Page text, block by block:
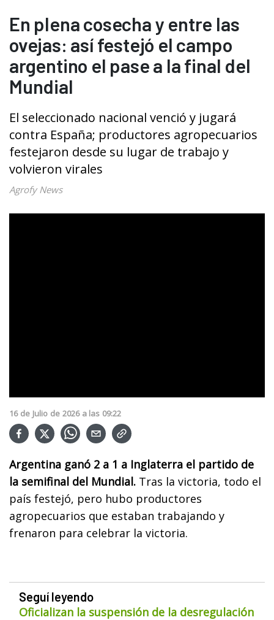
En plena cosecha y entre las
ovejas: así festejó el campo
argentino el pase a la final del
Mundial
El seleccionado nacional venció y jugará
contra España; productores agropecuarios
festejaron desde su lugar de trabajo y
volvieron virales
Agrofy News
16 de Julio de 2026 a las 09:22
Argentina ganó 2 a 1 a Inglaterra el partido de
la semifinal del Mundial. Tras la victoria, todo el
país festejó, pero hubo productores
agropecuarios que estaban trabajando y
frenaron para celebrar la victoria.
Seguí leyendo
Oficializan la suspensión de la desregulación